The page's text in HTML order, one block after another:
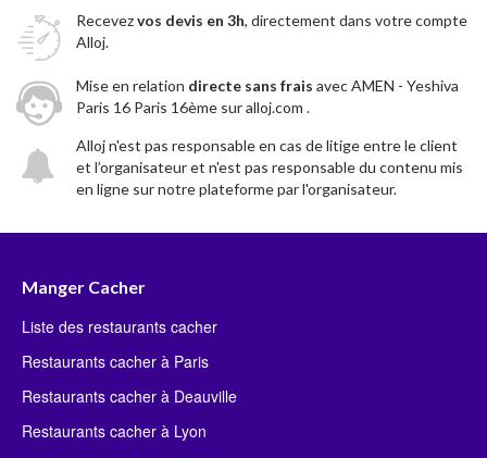
Recevezvos devis en 3h, directement dans votre compte
Alloj.
Mise en relation directe sans frais avec AMEN - Yeshiva
Paris 16 Paris 16ème sur alloj.com .
Alloj n'est pas responsable en cas de litige entre le client
et l’organisateur et n'est pas responsable du contenu mis
en ligne sur notre plateforme par l'organisateur.
Manger Cacher
Liste des restaurants cacher
Restaurants cacher à Paris
Restaurants cacher à Deauville
Restaurants cacher à Lyon